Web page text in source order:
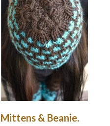
& Beanie.